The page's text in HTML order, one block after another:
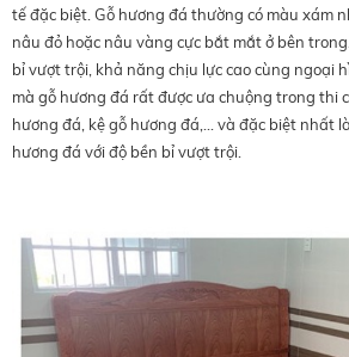
tế đặc biệt. Gỗ hương đá thường có màu xám
nâu đỏ hoặc nâu vàng cực bắt mắt ở bên
bỉ vượt trội, khả năng chịu lực cao cùng ngoại
mà gỗ hương đá rất được ưa chuộng trong thi
hương đá, kệ gỗ hương đá,... và đặc biệt nhất
hương đá với độ bền bỉ vượt trội.